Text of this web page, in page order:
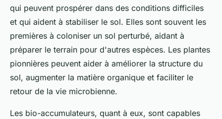
qui peuvent prospérer dans des conditions difficiles
et qui aident à stabiliser le sol. Elles sont souvent les
premières à coloniser un sol perturbé, aidant à
préparer le terrain pour d'autres espèces. Les plantes
pionnières peuvent aider à améliorer la structure du
sol, augmenter la matière organique et faciliter le
retour de la vie microbienne.
Les bio-accumulateurs, quant à eux, sont capables